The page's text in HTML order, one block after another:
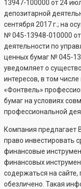
13947-100000 от 24
депозитарной
сентября 2017 г.; на
№045-13948-010000
деятельности по
ценных бумаг №045-
уведомляет о
интересов, в том
«Фонтвель»
бумаг на условиях
профессиональной
Компания предлагает
право инвестировать
финансовые
финансовых
содержаться на сайте,
обезличено. Такая